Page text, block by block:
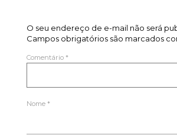
O seu endereço de e-mail não será
Campos obrigatórios são marcados
Comentário *
Nome *